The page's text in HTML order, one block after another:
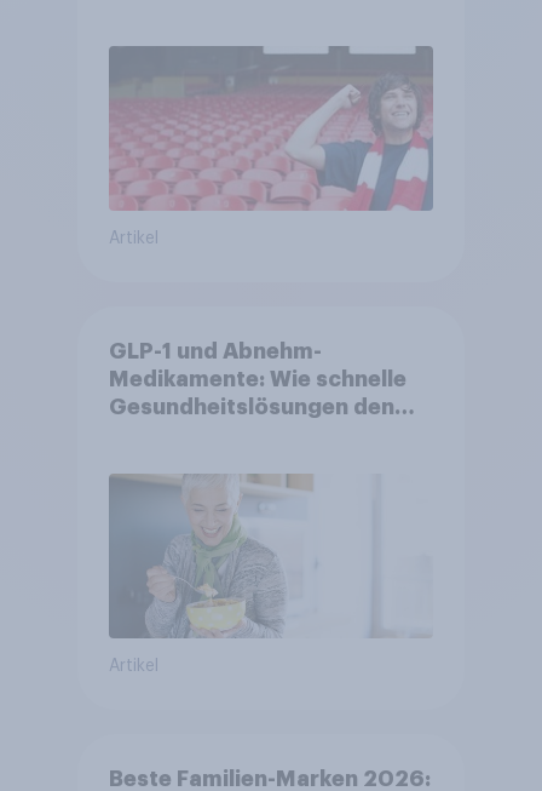
Artikel
GLP-1 und Abnehm-
Medikamente: Wie schnelle
Gesundheitslösungen den
Artikel
Beste Familien-Marken 2026: